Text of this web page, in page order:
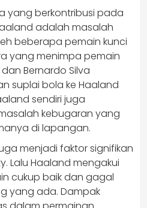
yang berkontribusi pada
adalah masalah
beberapa pemain kunci
yang menimpa pemain
Bernardo Silva
suplai bola ke Haaland
sendiri juga
kebugaran yang
di lapangan.
menjadi faktor signifikan
Lalu Haaland mengakui
cukup baik dan gagal
yang ada. Dampak